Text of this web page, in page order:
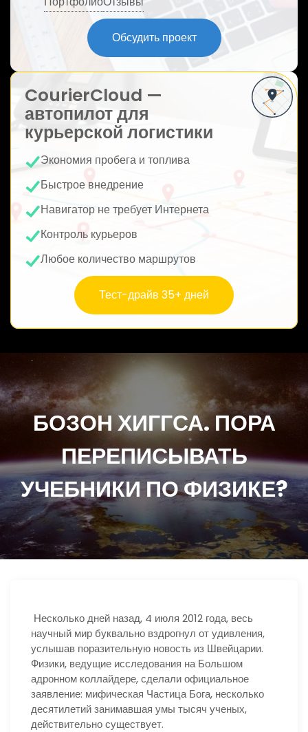
Обсудить проект
CourierCloud —
автопилот для
курьерской логистики
Экономия пробега и топлива
Быстрое внедрение
Навигатор не требует Интернета
Контроль курьеров
Любое количество маршрутов
Тест-драйв 35+ дней
БОЗОН ХИГГСА. ПОРА
ПЕРЕПИСЫВАТЬ
УЧЕБНИКИ ПО ФИЗИКЕ?
Несколько дней назад, 4 июля 2012 года, весь
научный мир буквально вздрогнул от удивления,
услышав поразительную новость из Швейцарии.
Физики, ведущие исследования на Большом
адронном коллайдере, сделали официальное
заявление: мифическая Частица Бога, несколько
десятилетий занимавшая умы тысяч ученых,
действительно существует.